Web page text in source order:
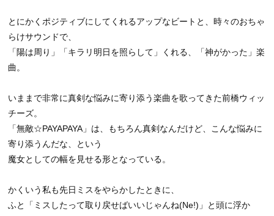
とにかくポジティブにしてくれるアップなビートと、時々のおちゃ
らけサウンドで、
「陽は周り」「キラリ明日を照らして」くれる、「神がかった」楽
曲。
いままで非常に真剣な悩みに寄り添う楽曲を歌ってきた前橋ウィッ
チーズ。
「無敵☆PAYAPAYA」は、もちろん真剣なんだけど、こんな悩みに
寄り添うんだな、という
魔女としての幅を見せる形となっている。
かくいう私も先日ミスをやらかしたときに、
ふと「ミスしたって取り戻せばいいじゃんね(Ne!)」と頭に浮か